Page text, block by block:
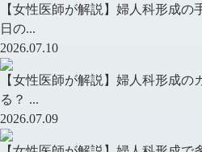
【女性医師が解説】婦人科形成の
日の...
2026.07.10
【女性医師が解説】婦人科形成
る？ ...
2026.07.09